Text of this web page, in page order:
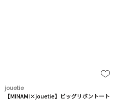
jouetie
【MINAMI×jouetie】ビッグリボントート